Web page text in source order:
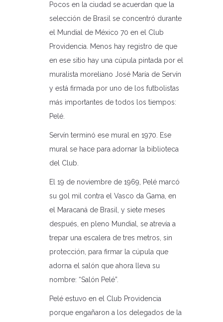
Pocos en la ciudad se acuerdan que la
selección de Brasil se concentró durante
el Mundial de México 70 en el Club
Providencia. Menos hay registro de que
en ese sitio hay una cúpula pintada por el
muralista moreliano José María de Servín
y está firmada por uno de los futbolistas
más importantes de todos los tiempos:
Pelé.
Servín terminó ese mural en 1970. Ese
mural se hace para adornar la biblioteca
del Club.
El 19 de noviembre de 1969, Pelé marcó
su gol mil contra el Vasco da Gama, en
el Maracaná de Brasil, y siete meses
después, en pleno Mundial, se atrevía a
trepar una escalera de tres metros, sin
protección, para firmar la cúpula que
adorna el salón que ahora lleva su
nombre: “Salón Pelé”.
Pelé estuvo en el Club Providencia
porque engañaron a los delegados de la